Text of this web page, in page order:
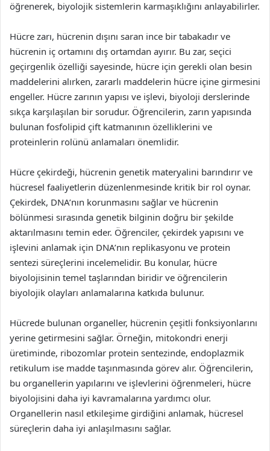
öğrenerek, biyolojik sistemlerin karmaşıklığını anlayabilirler.
Hücre zarı, hücrenin dışını saran ince bir tabakadır ve
hücrenin iç ortamını dış ortamdan ayırır. Bu zar, seçici
geçirgenlik özelliği sayesinde, hücre için gerekli olan besin
maddelerini alırken, zararlı maddelerin hücre içine girmesini
engeller. Hücre zarının yapısı ve işlevi, biyoloji derslerinde
sıkça karşılaşılan bir sorudur. Öğrencilerin, zarın yapısında
bulunan fosfolipid çift katmanının özelliklerini ve
proteinlerin rolünü anlamaları önemlidir.
Hücre çekirdeği, hücrenin genetik materyalini barındırır ve
hücresel faaliyetlerin düzenlenmesinde kritik bir rol oynar.
Çekirdek, DNA’nın korunmasını sağlar ve hücrenin
bölünmesi sırasında genetik bilginin doğru bir şekilde
aktarılmasını temin eder. Öğrenciler, çekirdek yapısını ve
işlevini anlamak için DNA’nın replikasyonu ve protein
sentezi süreçlerini incelemelidir. Bu konular, hücre
biyolojisinin temel taşlarından biridir ve öğrencilerin
biyolojik olayları anlamalarına katkıda bulunur.
Hücrede bulunan organeller, hücrenin çeşitli fonksiyonlarını
yerine getirmesini sağlar. Örneğin, mitokondri enerji
üretiminde, ribozomlar protein sentezinde, endoplazmik
retikulum ise madde taşınmasında görev alır. Öğrencilerin,
bu organellerin yapılarını ve işlevlerini öğrenmeleri, hücre
biyolojisini daha iyi kavramalarına yardımcı olur.
Organellerin nasıl etkileşime girdiğini anlamak, hücresel
süreçlerin daha iyi anlaşılmasını sağlar.